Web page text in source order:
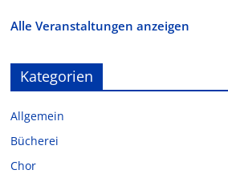
Alle Veranstaltungen anzeigen
Kategorien
Allgemein
Bücherei
Chor